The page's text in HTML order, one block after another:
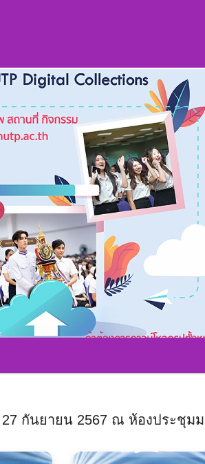
27 กันยายน 2567 ณ ห้องประชุ